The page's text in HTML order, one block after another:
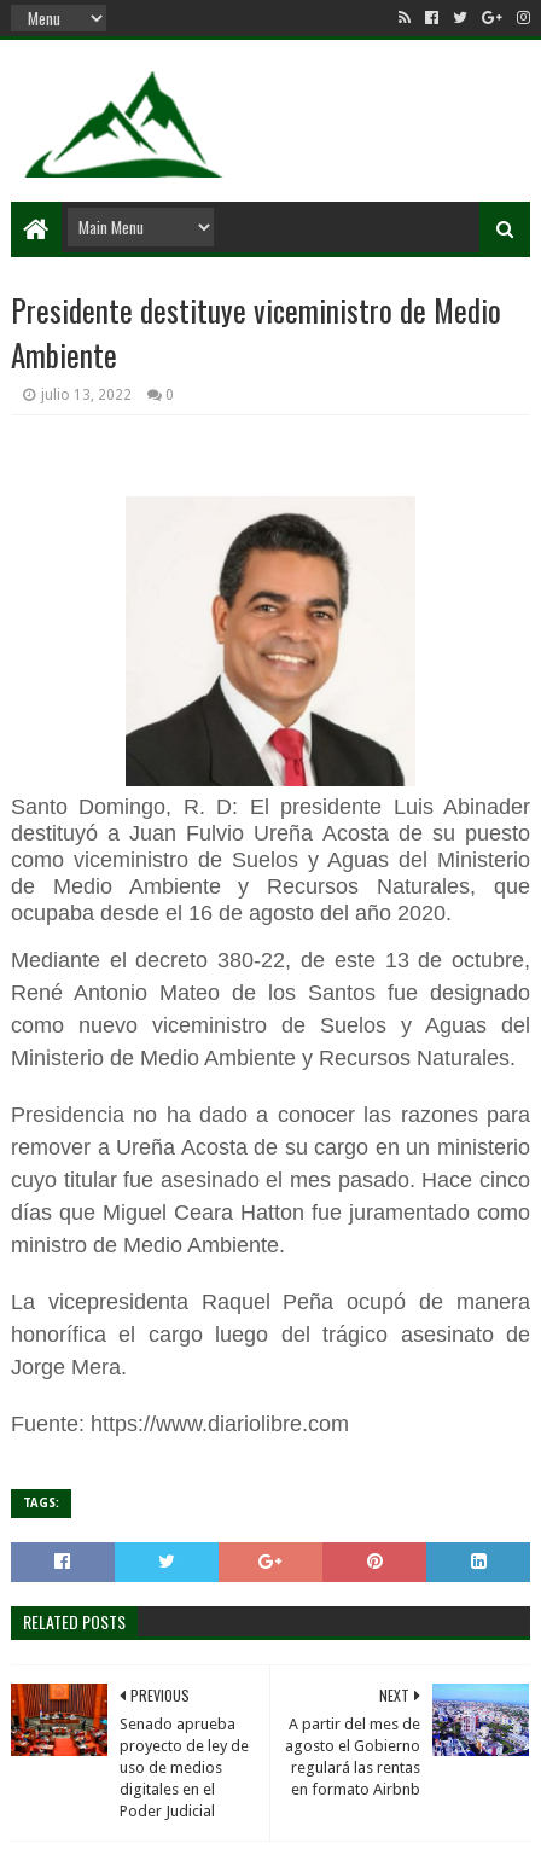
Presidente destituye viceministro de Medio
Ambiente
julio 13, 2022 0
Santo Domingo, R. D: El presidente Luis Abinader
destituyó a Juan Fulvio Ureña Acosta de su puesto
como viceministro de Suelos y Aguas del Ministerio
de Medio Ambiente y Recursos Naturales, que
ocupaba desde el 16 de agosto del año 2020.
Mediante el decreto 380-22, de este 13 de octubre,
René Antonio Mateo de los Santos fue designado
como nuevo viceministro de Suelos y Aguas del
Ministerio de Medio Ambiente y Recursos Naturales.
Presidencia no ha dado a conocer las razones para
remover a Ureña Acosta de su cargo en un ministerio
cuyo titular fue asesinado el mes pasado. Hace cinco
días que Miguel Ceara Hatton fue juramentado como
ministro de Medio Ambiente.
La vicepresidenta Raquel Peña ocupó de manera
honorífica el cargo luego del trágico asesinato de
Jorge Mera.
Fuente: https://www.diariolibre.com
TAGS:
RELATED POSTS
NEXT
A partir del mes de
agosto el Gobierno
regulará las rentas
en formato Airbnb
PREVIOUS
Senado aprueba
proyecto de ley de
uso de medios
digitales en el
Poder Judicial